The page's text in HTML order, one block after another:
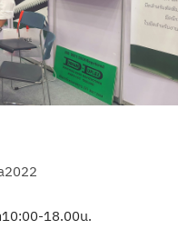
18.00น.